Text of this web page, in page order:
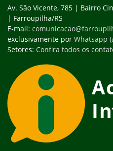
Av. São Vicente, 785 | Bairro
| Farroupilha/RS
E-mail:
exclusivamente por Whatsapp
Setores: Confira todos os